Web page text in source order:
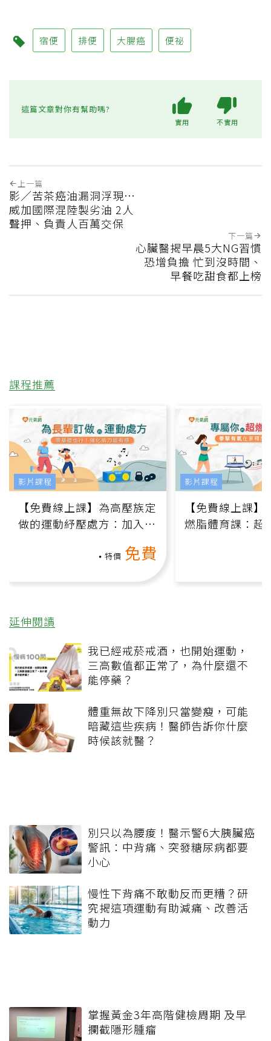
宿便 排便 大腸癌 便祕
這篇文章對你有幫助嗎?
實用 不實用
上一篇
影／苦茶癌油漏洞浮現…
威加國際混陸製劣油 2人
聲押、負責人百萬交保
下一篇
心臟醫揭早晨5大NG習慣
恐增負擔 忙到沒時間、
早餐吃甜食都上榜
課程推薦
【免費線上課】為高壓族定
做的運動紓壓處方：加入行
特價 免費
影片課程
【免費線上課
燃脂體育課：超
影片課程
延伸閱讀
我已經戒菸戒酒，也開始運動，
三高數值都正常了，為什麼還不
能停藥？
體重無故下降別只當變瘦，可能
暗藏這些疾病！醫師告訴你什麼
時候該就醫？
別只以為腰痠！醫示警6大胰臟癌
警訊：中背痛、突發糖尿病都要
小心
慢性下背痛不敢動反而更糟？研
究揭這項運動有助減痛、改善活
動力
掌握黃金3年高階健檢周期 及早
攔截隱形腫瘤